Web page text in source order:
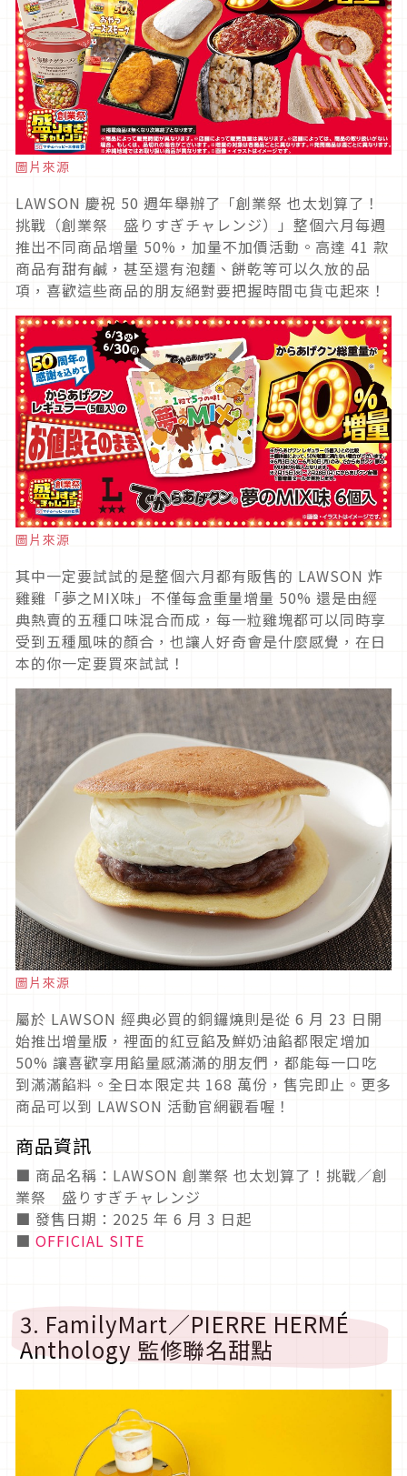
圖片來源
LAWSON 慶祝 50 週年舉辦了「創業祭 也太划算了！
挑戰（創業祭 盛りすぎチャレンジ）」整個六月每週
推出不同商品增量 50%，加量不加價活動。高達 41 款
商品有甜有鹹，甚至還有泡麵、餅乾等可以久放的品
項，喜歡這些商品的朋友絕對要把握時間屯貨屯起來！
圖片來源
其中一定要試試的是整個六月都有販售的 LAWSON 炸
雞雞「夢之MIX味」不僅每盒重量增量 50% 還是由經
典熱賣的五種口味混合而成，每一粒雞塊都可以同時享
受到五種風味的顏合，也讓人好奇會是什麼感覺，在日
本的你一定要買來試試！
圖片來源
屬於 LAWSON 經典必買的銅鑼燒則是從 6 月 23 日開
始推出增量版，裡面的紅豆餡及鮮奶油餡都限定增加
50% 讓喜歡享用餡量感滿滿的朋友們，都能每一口吃
到滿滿餡料。全日本限定共 168 萬份，售完即止。更多
商品可以到 LAWSON 活動官網觀看喔！
商品資訊
■ 商品名稱：LAWSON 創業祭 也太划算了！挑戰／創
業祭 盛りすぎチャレンジ
■ 發售日期：2025 年 6 月 3 日起
■ OFFICIAL SITE
3. FamilyMart／PIERRE HERMÉ
Anthology 監修聯名甜點